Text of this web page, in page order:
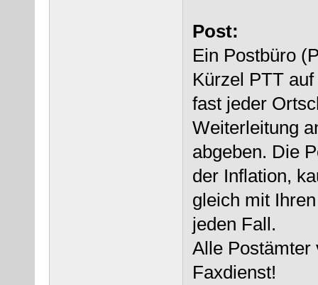
Post:
Ein Postbüro
Kürzel PTT
fast jeder
Weiterleitung
abgeben. Die
der Inflation,
gleich mit
jeden Fall.
Alle Postämter
Faxdienst!